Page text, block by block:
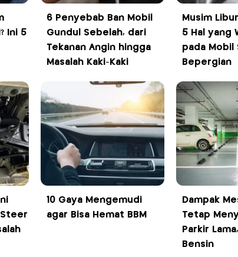
Ini 5
6 Penyebab Ban Mobil
Gundul Sebelah, dari
Tekanan Angin hingga
Masalah Kaki-Kaki
Musim
5 Hal yang
pada Mobil
Bepergian
Steer
10 Gaya Mengemudi
agar Bisa Hemat BBM
Dampak
Tetap
Parkir
Bensin